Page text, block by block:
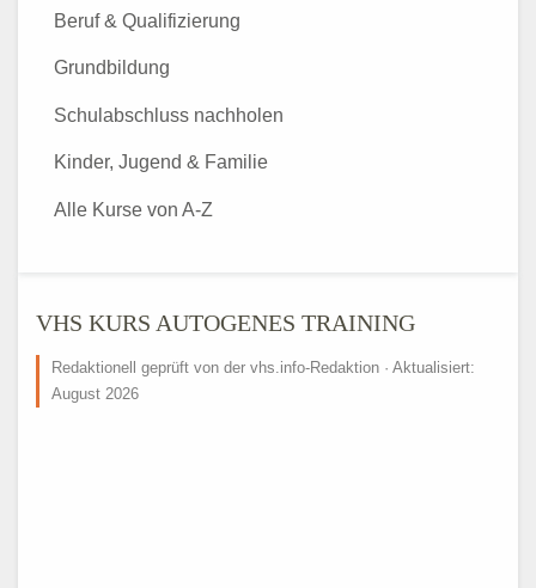
VHS KURS AUTOGENES TRAINING
Redaktionell geprüft von der vhs.info-Redaktion · Aktualisiert:
August 2026
Beruf & Qualifizierung
Grundbildung
Schulabschluss nachholen
Kinder, Jugend & Familie
Alle Kurse von A-Z